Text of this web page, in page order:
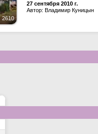
2610
27 сентября 2010 г.
Автор: Владимир Куницын